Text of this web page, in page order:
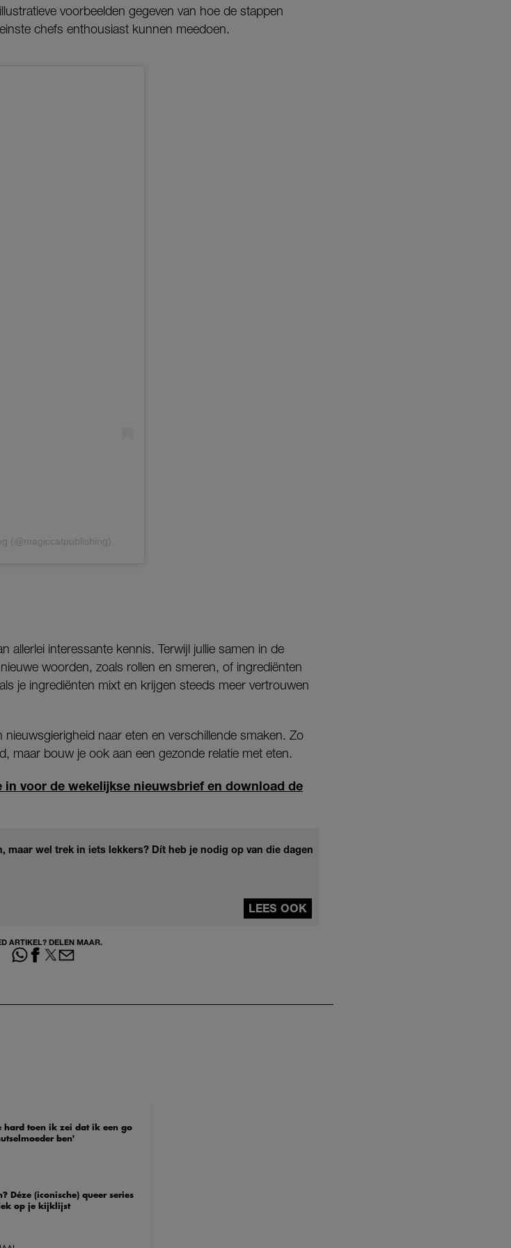
voorbeelden gegeven van hoe de stappen
chefs enthousiast kunnen meedoen.
(@magiccatpublishing)
allerlei interessante kennis. Terwijl jullie samen in de
woorden, zoals rollen en smeren, of ingrediënten
je ingrediënten mixt en krijgen steeds meer vertrouwen
naar eten en verschillende smaken. Zo
maar bouw je ook aan een gezonde relatie met eten.
in voor de wekelijkse nieuwsbrief en download de
maar wel trek in iets lekkers? Dít heb je nodig op van die dagen
LEES OOK
ARTIKEL? DELEN MAAR.
hard toen ik zei dat ik een go
ben'
Déze (iconische) queer series
op je kijklijst